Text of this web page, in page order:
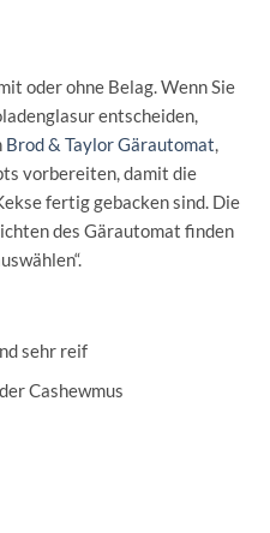
oder ohne Belag. Wenn Sie
entscheiden,
Brod & Taylor Gärautomat,
vorbereiten, damit die
fertig gebacken sind. Die
des Gärautomat finden
sehr reif
Cashewmus